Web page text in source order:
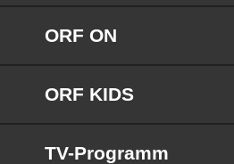
ORF ON
ORF KIDS
TV-Programm